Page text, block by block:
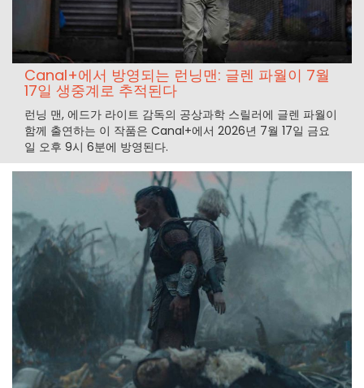
Canal+에서 방영되는 런닝맨: 글렌 파월이 7월
17일 생중계로 추적된다
런닝 맨, 에드가 라이트 감독의 공상과학 스릴러에 글렌 파월이
함께 출연하는 이 작품은 Canal+에서 2026년 7월 17일 금요
일 오후 9시 6분에 방영된다.